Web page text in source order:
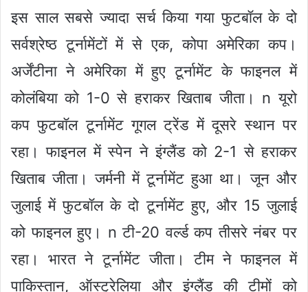
इस साल सबसे ज्यादा सर्च किया गया फुटबॉल के दो
सर्वश्रेष्ठ टूर्नामेंटों में से एक, कोपा अमेरिका कप।
अर्जेंटीना ने अमेरिका में हुए टूर्नामेंट के फाइनल में
कोलंबिया को 1-0 से हराकर खिताब जीता।
nयूरो
कप फुटबॉल टूर्नामेंट गूगल ट्रेंड में दूसरे स्थान पर
रहा। फाइनल में स्पेन ने इंग्लैंड को 2-1 से हराकर
खिताब जीता। जर्मनी में टूर्नामेंट हुआ था। जून और
जुलाई में फुटबॉल के दो टूर्नामेंट हुए, और 15 जुलाई
को फाइनल हुए। nटी-20 वर्ल्ड कप तीसरे नंबर पर
रहा। भारत ने टूर्नामेंट जीता। टीम ने फाइनल में
पाकिस्तान, ऑस्ट्रेलिया और इंग्लैंड की टीमों को